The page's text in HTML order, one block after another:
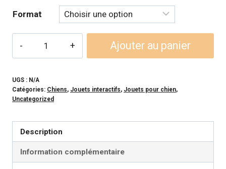
Format
FOR
PAWS
Jouet
dentaire
Cactus
Ajouter au panier
UGS : N/A
Catégories: Chiens, Jouets interactifs, Jouets pour chien,
Uncategorized
Description
Information complémentaire